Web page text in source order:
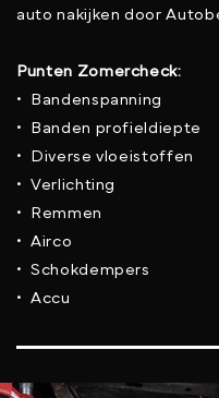
auto nakijken door
Punten Zomercheck:
• Bandenspanning
• Banden profieldiepte
• Diverse vloeistoffen
• Verlichting
• Remmen
• Airco
• Schokdempers
• Accu